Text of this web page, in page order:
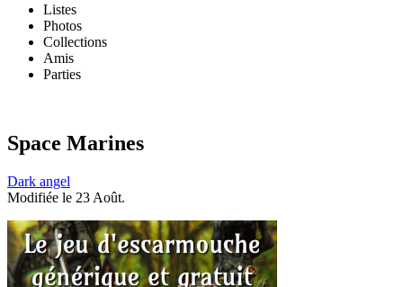
Listes
Photos
Collections
Amis
Parties
Space Marines
Dark angel
Modifiée le 23 Août.